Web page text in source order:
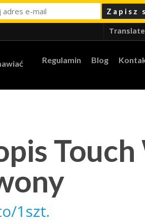
Translate
Regulamin Blog
1szt.